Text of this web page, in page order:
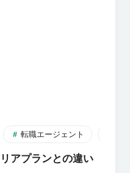
転職エージェント
アプランとの違い